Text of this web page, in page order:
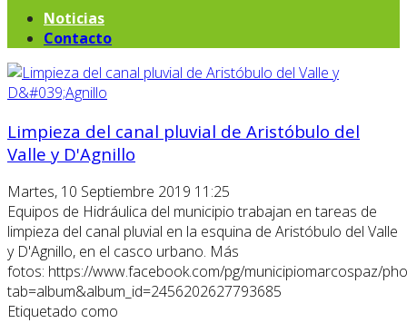
Noticias
Contacto
Limpieza del canal pluvial de Aristóbulo del
Valle y D'Agnillo
Martes, 10 Septiembre 2019 11:25
Equipos de Hidráulica del municipio trabajan en tareas de
limpieza del canal pluvial en la esquina de Aristóbulo del Valle
y D'Agnillo, en el casco urbano. Más
fotos: https://www.facebook.com/pg/municipiomarcospaz/
tab=album&album_id=2456202627793685
Etiquetado como